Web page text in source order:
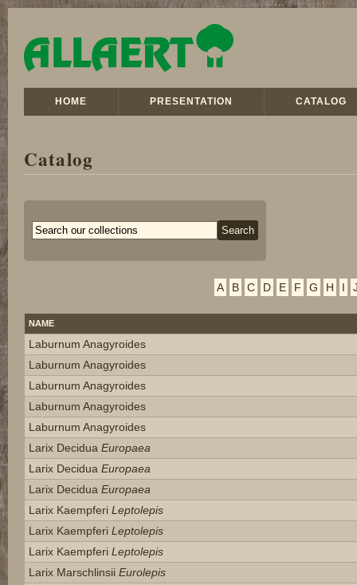
HOME PRESENTATION CATALOG
Catalog
A B C D E F G H I
NAME
Laburnum Anagyroides
Laburnum Anagyroides
Laburnum Anagyroides
Laburnum Anagyroides
Laburnum Anagyroides
Larix Decidua Europaea
Larix Decidua Europaea
Larix Decidua Europaea
Larix Kaempferi Leptolepis
Larix Kaempferi Leptolepis
Larix Kaempferi Leptolepis
Larix Marschlinsii Eurolepis